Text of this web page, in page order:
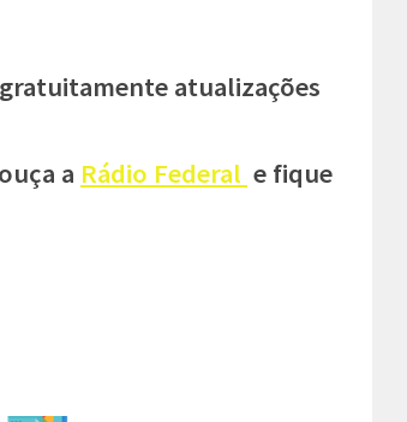
atualizações
a Rádio Federal e fique